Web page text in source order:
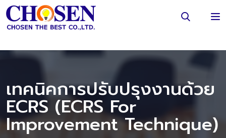
เทคนิคการปรับปรุงงานด้วย
ECRS (ECRS For
Improvement Technique)